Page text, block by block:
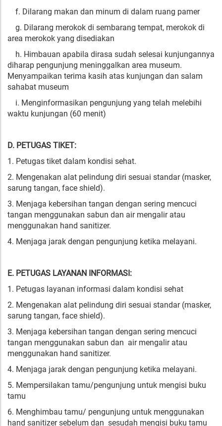
f. Dilarang makan dan minum di dalam ruang pamer
g. Dilarang merokok di sembarang tempat, merokok di
area merokok yang disediakan
h. Himbauan apabila dirasa sudah selesai kunjungannya
diharap pengunjung meninggalkan area museum.
Menyampaikan terima kasih atas kunjungan dan salam
sahabat museum
i. Menginformasikan pengunjung yang telah melebihi
waktu kunjungan (60 menit)
D. PETUGAS TIKET:
1. Petugas tiket dalam kondisi sehat.
2. Mengenakan alat pelindung diri sesuai standar (masker,
sarung tangan, face shield).
3. Menjaga kebersihan tangan dengan sering mencuci
tangan menggunakan sabun dan air mengalir atau
menggunakan hand sanitizer.
4. Menjaga jarak dengan pengunjung ketika melayani.
E. PETUGAS LAYANAN INFORMASI:
1. Petugas layanan informasi dalam kondisi sehat
2. Mengenakan alat pelindung diri sesuai standar (masker,
sarung tangan, face shield).
3. Menjaga kebersihan tangan dengan sering mencuci
tangan menggunakan sabun dan air mengalir atau
menggunakan hand sanitizer.
4. Menjaga jarak dengan pengunjung ketika melayani.
5. Mempersilakan tamu/pengunjung untuk mengisi buku
tamu
6. Menghimbau tamu/ pengunjung untuk menggunakan
hand sanitizer sebelum dan sesudah mengisi buku tamu